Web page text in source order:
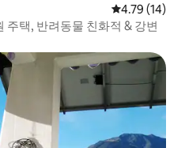
평점 4.79점
4.79 (14)
주택, 반려동물 친화적 & 강변